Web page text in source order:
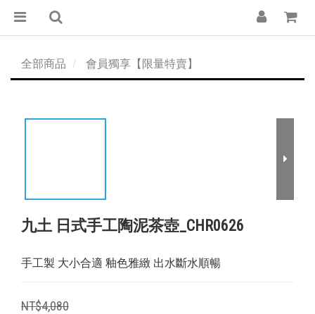
全部商品 會員獨享【限量特賣】
九土 日式手工陶泥茶壺_CHR0626
手工製 大小合適 釉色雅緻 出水斷水順暢
NT$4,080